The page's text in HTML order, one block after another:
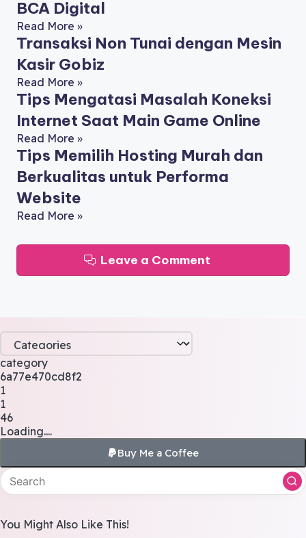
BCA Digital
Read More »
Transaksi Non Tunai dengan Mesin
Kasir Gobiz
Read More »
Tips Mengatasi Masalah Koneksi
Internet Saat Main Game Online
Read More »
Tips Memilih Hosting Murah dan
Berkualitas untuk Performa
Website
Read More »
Leave a Comment
category
6a77e470cd8f2
1
1
46
Loading....
Buy Me a Coffee
You Might Also Like This!